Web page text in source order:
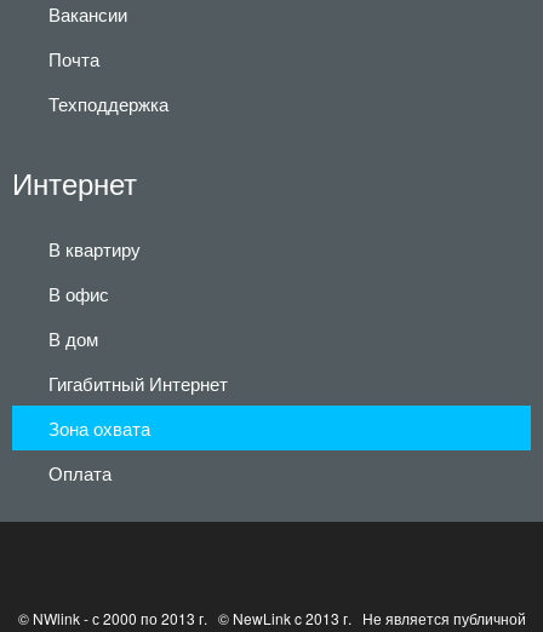
Вакансии
Почта
Техподдержка
Интернет
В квартиру
В офис
В дом
Гигабитный Интернет
Зона охвата
Оплата
© NWlink - с 2000 по 2013 г. © NewLink c 2013 г. Не является публичной